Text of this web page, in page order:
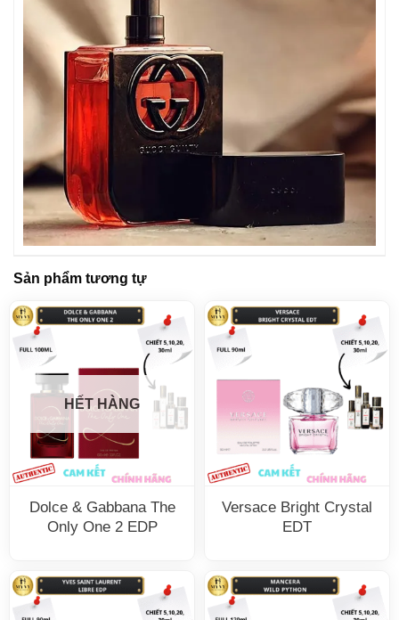
Sản phẩm tương tự
HẾT HÀNG
Dolce & Gabbana The
Only One 2 EDP
Versace Bright Crystal
EDT